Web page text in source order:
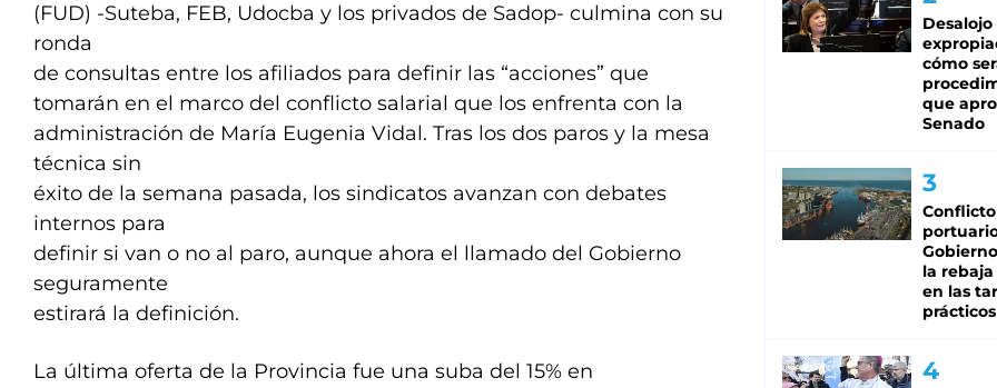
(FUD) -Suteba, FEB, Udocba y los privados de Sadop- culmina con su
ronda
de consultas entre los afiliados para definir las “acciones” que
tomarán en el marco del conflicto salarial que los enfrenta con la
administración de María Eugenia Vidal. Tras los dos paros y la mesa
técnica sin
éxito de la semana pasada, los sindicatos avanzan con debates
internos para
definir si van o no al paro, aunque ahora el llamado del Gobierno
seguramente
estirará la definición.
La última oferta de la Provincia fue una suba del 15% en
cómo
que
Senado
Conflicto
la rebaja
en las
prácticos